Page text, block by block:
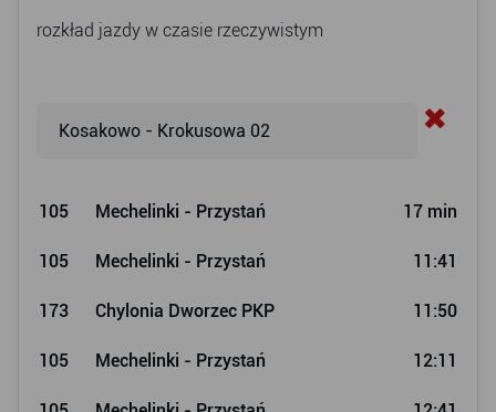
rozkład jazdy w czasie rzeczywistym
105 Mechelinki - Przystań 17 min
105 Mechelinki - Przystań 11:41
173 Chylonia Dworzec PKP 11:50
105 Mechelinki - Przystań 12:11